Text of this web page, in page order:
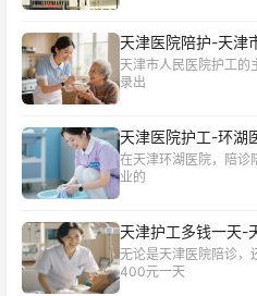
天津医院陪护-天津
天津市人民医院护工的
录出
天津医院护工-环湖
在天津环湖医院，陪诊
业的
天津护工多钱一天-
无论是天津医院陪诊
400元一天